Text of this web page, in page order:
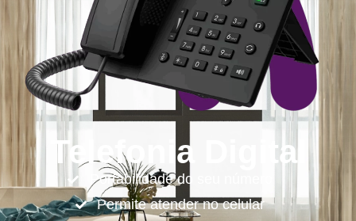
Telefonia Digital
Portabilidade do seu número
Permite atender no celular